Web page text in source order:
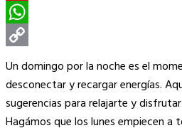
Pinterest
WhatsApp
Copy
Link
Un domingo por la noche es el
desconectar y recargar energías.
sugerencias para relajarte y
Hagámos que los lunes empiecen a